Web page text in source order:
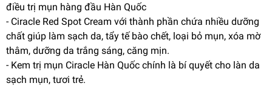
điều trị mụn hàng đầu Hàn Quốc
- Ciracle Red Spot Cream với thành phần chứa nhiều dưỡng
chất giúp làm sạch da, tẩy tế bào chết, loại bỏ mụn, xóa mờ
thâm, dưỡng da trắng sáng, căng mịn.
- Kem trị mụn Ciracle Hàn Quốc chính là bí quyết cho làn da
sạch mụn, tươi trẻ.